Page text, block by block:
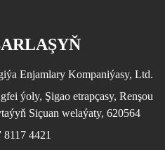
Enjamlary Kompaniýasy, Ltd.
ýoly, Şigao etrapçasy, Renşou
Siçuan welaýaty, 620564
8117 4421